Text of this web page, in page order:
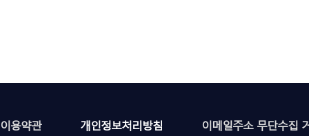
이용약관 개인정보처리방침 이메일주소 무단수집